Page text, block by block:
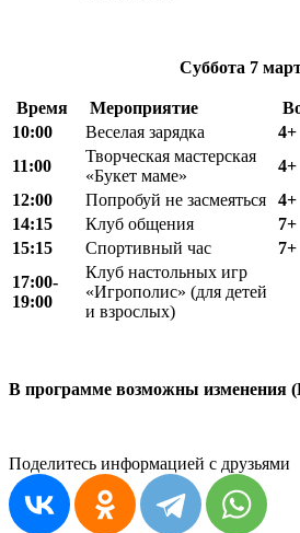
Суббота 7
Время Мероприятие
10:00
Веселая зарядка 4+
11:00
Творческая мастерская
«Букет маме»
4+
12:00
Попробуй не засмеяться 4+
14:15
Клуб общения 7+
15:15 Спортивный час 7+
17:00-
19:00
Клуб настольных игр
«Игрополис» (для детей
и взрослых)
В программе возможны изменения
Поделитесь информацией с друзьями